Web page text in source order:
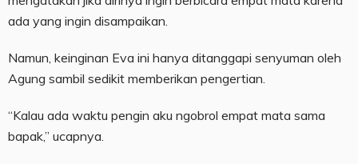
ada yang ingin disampaikan.
Namun, keinginan Eva ini hanya ditanggapi senyuman oleh
Agung sambil sedikit memberikan pengertian.
“Kalau ada waktu pengin aku ngobrol empat mata sama
bapak,” ucapnya.